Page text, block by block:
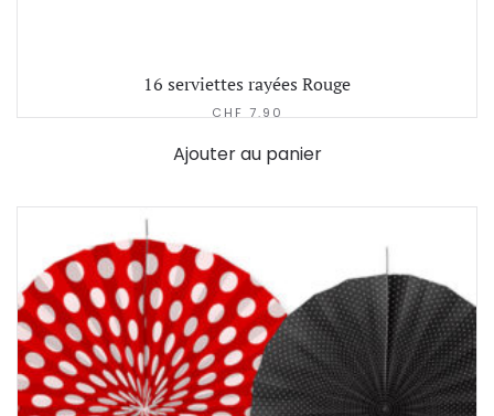
16 serviettes rayées Rouge
CHF 7.90
Ajouter au panier